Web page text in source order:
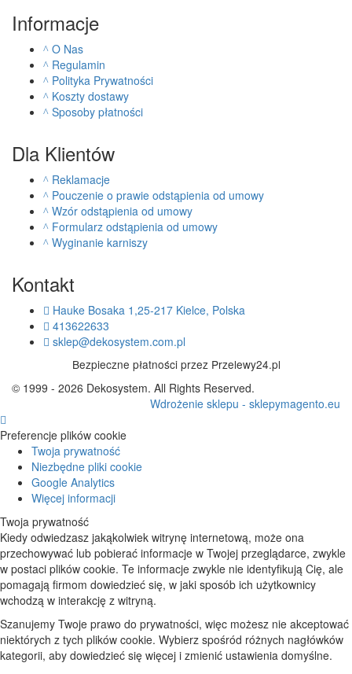
Informacje
O Nas
Regulamin
Polityka Prywatności
Koszty dostawy
Sposoby płatności
Dla Klientów
Reklamacje
Pouczenie o prawie odstąpienia od umowy
Wzór odstąpienia od umowy
Formularz odstąpienia od umowy
Wyginanie karniszy
Kontakt
Hauke Bosaka 1,25-217 Kielce, Polska
413622633
sklep@dekosystem.com.pl
Bezpieczne płatności przez Przelewy24.pl
© 1999 - 2026 Dekosystem. All Rights Reserved.
Wdrożenie sklepu - sklepymagento.eu
Preferencje plików cookie
Twoja prywatność
Niezbędne pliki cookie
Google Analytics
Więcej informacji
Twoja prywatność
Kiedy odwiedzasz jakąkolwiek witrynę internetową, może ona
przechowywać lub pobierać informacje w Twojej przeglądarce, zwykle
w postaci plików cookie. Te informacje zwykle nie identyfikują Cię, ale
pomagają firmom dowiedzieć się, w jaki sposób ich użytkownicy
wchodzą w interakcję z witryną.
Szanujemy Twoje prawo do prywatności, więc możesz nie akceptować
niektórych z tych plików cookie. Wybierz spośród różnych nagłówków
kategorii, aby dowiedzieć się więcej i zmienić ustawienia domyślne.